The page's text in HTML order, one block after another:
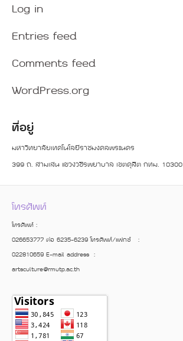
Log in
Entries feed
Comments feed
WordPress.org
ที่อยู่
มหาวิทยาลัยเทคโนโลยีราชมงคลพระนคร
399 ถ. สามเสน แขวงวชิรพยาบาล เขตดุสิต กทม. 10300
โทรศัพท์
โทรศัพท์ :
026653777 ต่อ 6235-6239 โทรศัพท์/แฟกซ์ :
022810659 E-mail address :
artsculture@rmutp.ac.th